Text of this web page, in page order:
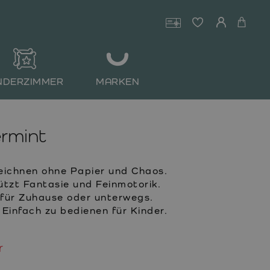
MARKEN
ohne Papier und Chaos.
Fantasie und Feinmotorik.
Zuhause oder unterwegs.
zu bedienen für Kinder.